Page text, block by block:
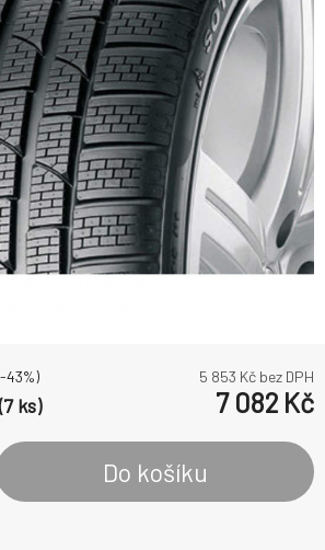
43%) 5 853 Kč bez DPH
ks) 7 082 Kč
Do košíku